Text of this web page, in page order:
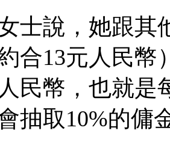
說，她跟其
合13元人民幣
民幣，也就是
抽取10%的傭